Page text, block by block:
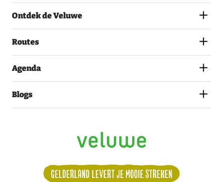
HET
Ontdek de Veluwe
Routes
Agenda
Blogs